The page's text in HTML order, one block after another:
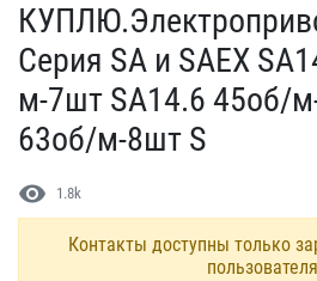
Серия SA и SAЕХ
м-7шт SA14.6 45о​б/
63об/м-8​шт S
visibility 1.8k
Контакты доступны только